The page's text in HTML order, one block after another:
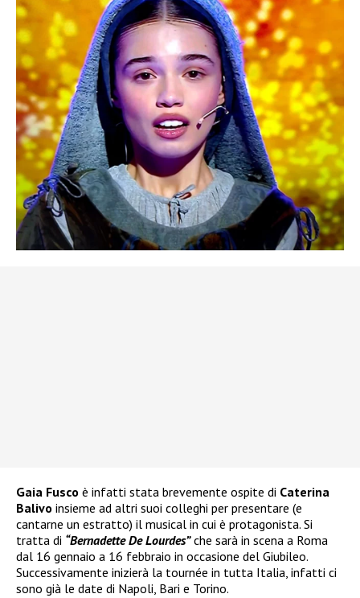
Gaia Fusco è infatti stata brevemente ospite di Caterina
Balivo insieme ad altri suoi colleghi per presentare (e
cantarne un estratto) il musical in cui è protagonista. Si
tratta di “Bernadette De Lourdes”che sarà in scena a Roma
dal 16 gennaio a 16 febbraio in occasione del Giubileo.
Successivamente inizierà la tournée in tutta Italia, infatti ci
sono già le date di Napoli, Bari e Torino.